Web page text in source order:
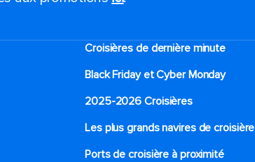
Croisières de dernière minute
Black Friday et Cyber Monday
2025-2026 Croisières
Les plus grands navires de croisière
Ports de croisière à proximité